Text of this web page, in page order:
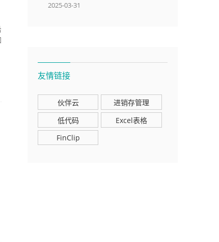
2025-03-31
友情链接
伙伴云
进销存管理
低代码
Excel表格
FinClip